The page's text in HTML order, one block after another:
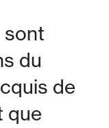
sont
du
de
que